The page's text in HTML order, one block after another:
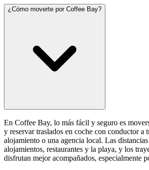
¿Cómo moverte por Coffee Bay?
En Coffee Bay, lo más fácil y seguro es
y reservar traslados en coche con conductor a
alojamiento o una agencia local. Las
alojamientos, restaurantes y la playa, y los
disfrutan mejor acompañados, especialmente